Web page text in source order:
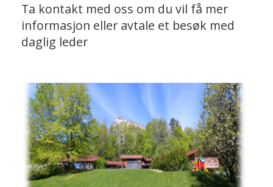
Ta kontakt med oss om du vil få mer
informasjon eller avtale et besøk med
daglig leder